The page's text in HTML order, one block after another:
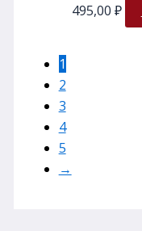
495,00 ₽
1
2
3
4
5
→